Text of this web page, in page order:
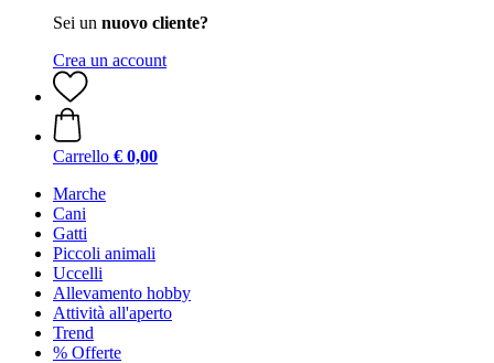
Sei un nuovo cliente?
Crea un account
Carrello € 0,00
Marche
Cani
Gatti
Piccoli animali
Uccelli
Allevamento hobby
Attività all'aperto
Trend
% Offerte